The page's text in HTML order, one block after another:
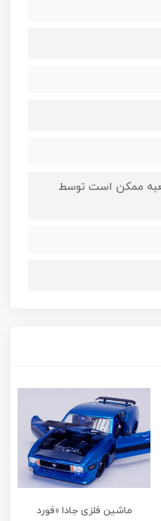
ممکن است توسط
ماشین فلزی جادا «فورد